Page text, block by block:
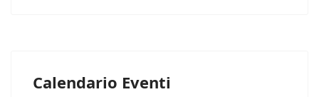
Calendario Eventi